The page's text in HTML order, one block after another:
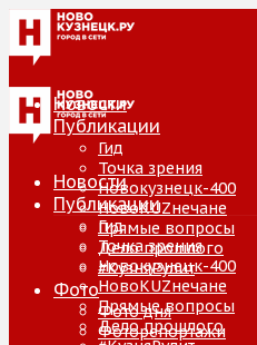
Новости
Публикации
Гид
Точка зрения
Новокузнецк-400
НовоKUZнечане
Прямые вопросы
Дело прошлого
#КузняРулит
Фото
Фото дня
Фоторепортажи
Новости
Публикации
Гид
Точка зрения
Новокузнецк-400
НовоKUZнечане
Прямые вопросы
Дело прошлого